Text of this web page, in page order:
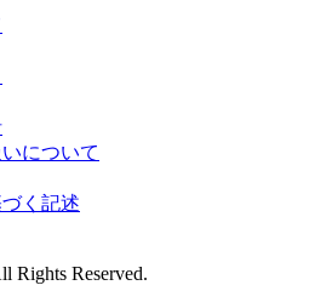
について
く記述
Reserved.